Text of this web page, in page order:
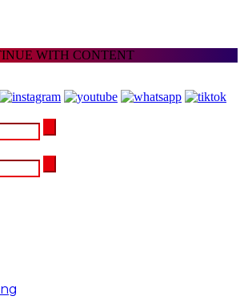
WITH CONTENT